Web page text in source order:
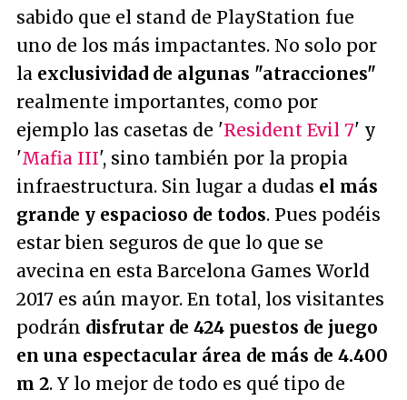
sabido que el stand de PlayStation fue
uno de los más impactantes. No solo por
la exclusividad de algunas "atracciones"
realmente importantes, como por
ejemplo las casetas de 'Resident Evil 7' y
'Mafia III', sino también por la propia
infraestructura. Sin lugar a dudas el más
grande y espacioso de todos. Pues podéis
estar bien seguros de que lo que se
avecina en esta Barcelona Games World
2017 es aún mayor. En total, los visitantes
podrán disfrutar de 424 puestos de juego
en una espectacular área de más de 4.400
m 2. Y lo mejor de todo es qué tipo de